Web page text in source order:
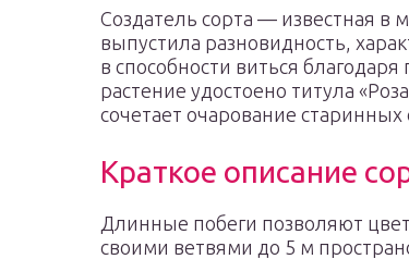
Создатель сорта — известная в
выпустила разновидность,
в способности виться
растение удостоено титула
сочетает очарование
Краткое описание
Длинные побеги позволяют
своими ветвями до 5 м